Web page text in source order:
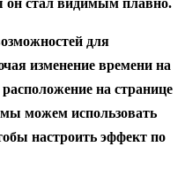
он стал видимым плавно.
для
изменение времени на
на странице
можем использовать
настроить эффект по